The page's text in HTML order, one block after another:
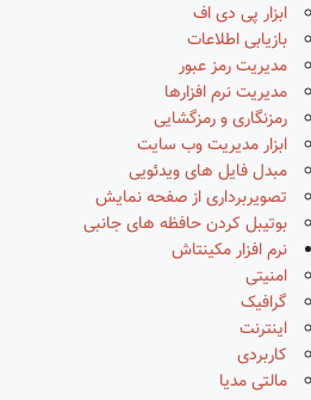
ابزار پی دی اف
بازیابی اطلاعات
مدیریت رمز عبور
مدیریت نرم افزارها
رمزنگاری و رمزگشایی
ابزار مدیریت وب سایت
مبدل فایل های ویدئویی
تصویربرداری از صفحه نمایش
بوتیبل کردن حافظه های جانبی
نرم افزار مکینتاش
امنیتی
گرافیک
اینترنت
کاربردی
مالتی مدیا